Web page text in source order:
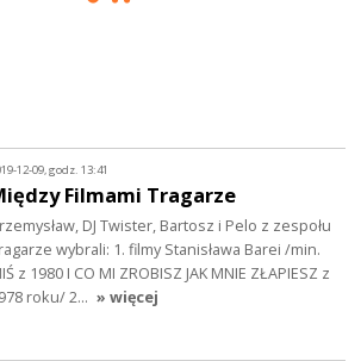
12-09, godz. 13:41
Filmami Tragarze
DJ Twister, Bartosz i Pelo z zespołu
wybrali: 1. filmy Stanisława Barei /min.
z 1980 I CO MI ZROBISZ JAK MNIE ZŁAPIESZ z
roku/ 2… » więcej